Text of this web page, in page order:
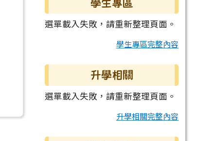
學生專區
選單載入失敗，請重新整理頁面。
學生專區完整內容
升學相關
選單載入失敗，請重新整理頁面。
升學相關完整內容